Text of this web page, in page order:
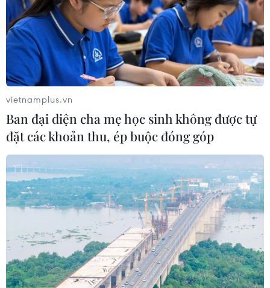
TIN CÙNG CHUYÊN MỤC
vietnamplus.vn
Ban đại diện cha mẹ học sinh không được tự
đặt các khoản thu, ép buộc đóng góp